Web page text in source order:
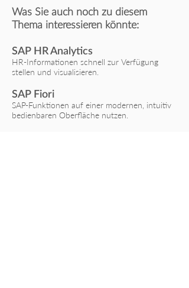
Was Sie auch noch zu diesem
Thema interessieren könnte:
SAP HR Analytics
HR-Informationen schnell zur Verfügung
stellen und visualisieren.
SAP Fiori
SAP-Funktionen auf einer modernen, intuitiv
bedienbaren Oberfläche nutzen.